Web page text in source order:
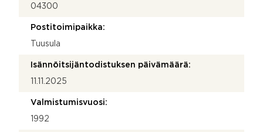
04300
Postitoimipaikka:
Tuusula
Isännöitsijäntodistuksen päivämäärä:
11.11.2025
Valmistumisvuosi:
1992